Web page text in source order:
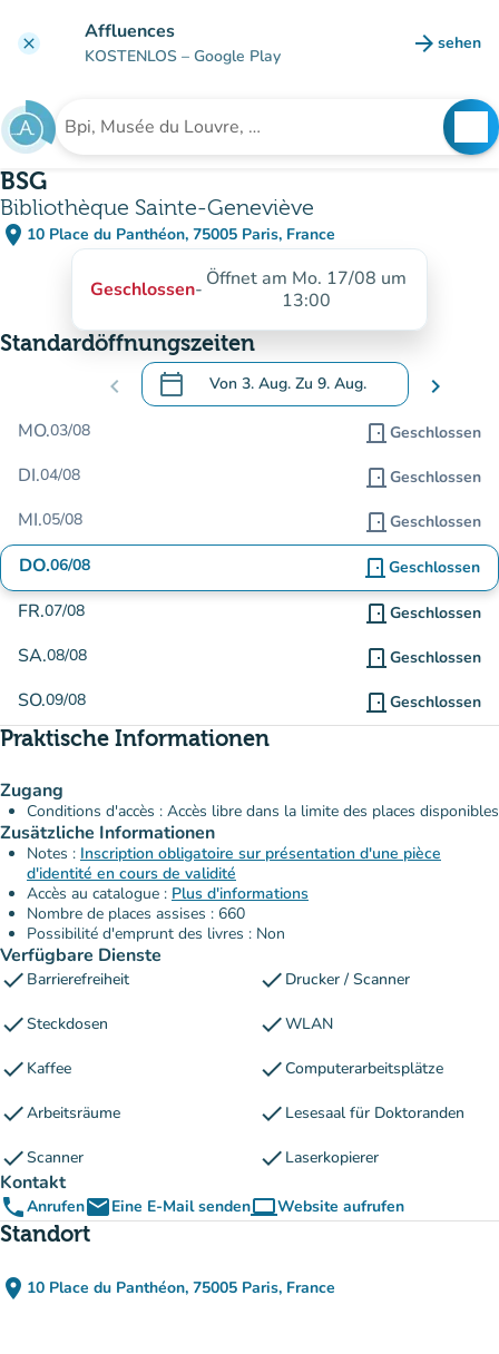
clear Affluences
KOSTENLOS – Google Play arrow_forward sehen
(new
Suche nach einer Einrichtung
BSG
Bibliothèque Sainte-Geneviève
place 10 Place du Panthéon, 75005 Paris, France
(in Google Maps öffnen)
(new tab)
Geschlossen- Öffnet am Mo. 17/08 um
13:00
Standardöffnungszeiten
chevron_left calendar_today Von 3. Aug. Zu 9. Aug.
.Öffnen Sie den Kalender, um Daten zu
chevron_right
MO.03/08 door_front Geschlossen
DI.04/08 door_front Geschlossen
MI.05/08 door_front Geschlossen
DO.06/08 door_front Geschlossen
FR.07/08 door_front Geschlossen
SA.08/08 door_front Geschlossen
SO.09/08 door_front Geschlossen
Praktische Informationen
Zugang
Conditions d'accès : Accès libre dans la limite des places disponibles
Zusätzliche Informationen
Notes : Inscription obligatoire sur présentation d'une pièce
d'identité en cours de validité
Accès au catalogue : Plus d'informations
Nombre de places assises : 660
Possibilité d'emprunt des livres : Non
Verfügbare Dienste
check Barrierefreiheit check Drucker / Scanner
checkSteckdosen checkWLAN
check Kaffee checkComputerarbeitsplätze
checkArbeitsräume check Lesesaal für Doktoranden
checkScanner check Laserkopierer
Kontakt
phoneAnrufenemailEine E-Mail sendencomputerWebsite aufrufen
(new tab)
Standort
place 10 Place du Panthéon, 75005 Paris, France
(in Google Maps öffnen)
(new tab)